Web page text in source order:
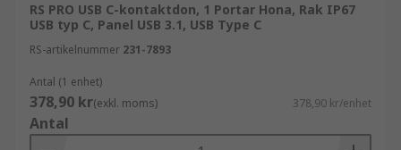
RS PRO USB C-kontaktdon, 1 Portar Hona, Rak IP67
USB typ C, Panel USB 3.1, USB Type C
RS-artikelnummer 231-7893
Antal (1 enhet)
378,90 kr(exkl. moms) 378,90 kr/enhet
Antal